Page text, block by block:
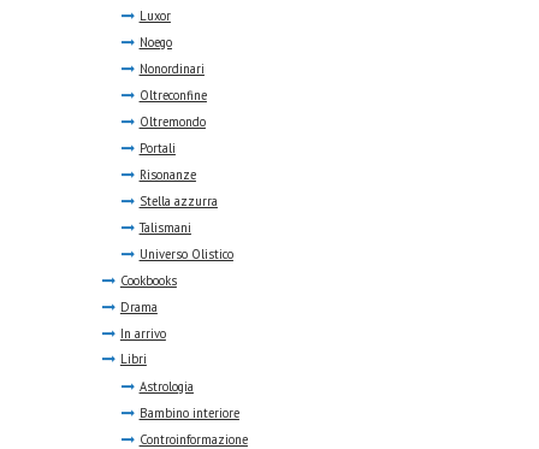
Luxor
Noego
Nonordinari
Oltreconfine
Oltremondo
Portali
Risonanze
Stella azzurra
Talismani
Universo Olistico
Cookbooks
Drama
In arrivo
Libri
Astrologia
Bambino interiore
Controinformazione